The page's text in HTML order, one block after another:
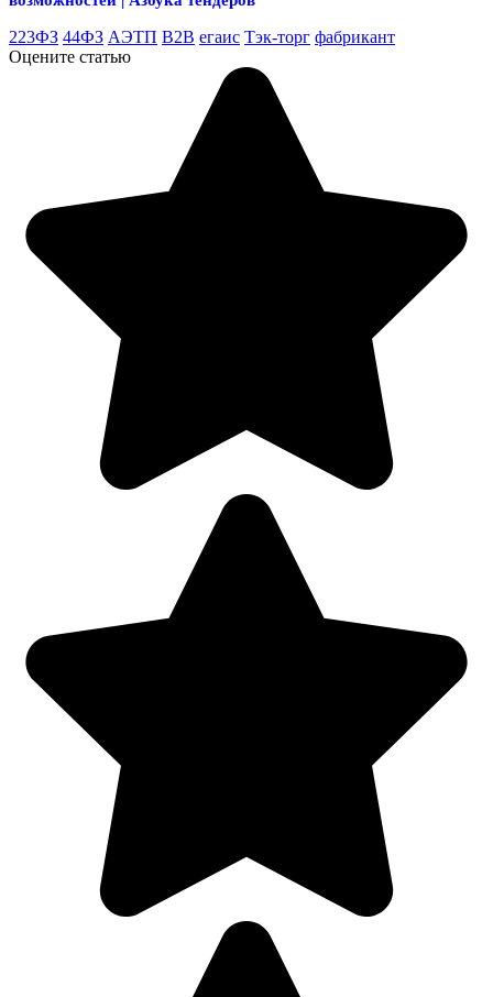
223ФЗ 44ФЗ АЭТП В2В егаис Тэк-торг фабрикант
Оцените статью